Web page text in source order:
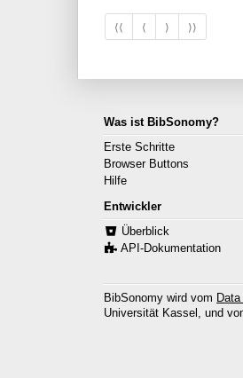
⟨⟨ ⟨ ⟩ ⟩⟩
Was ist BibSonomy?
Erste Schritte
Browser Buttons
Hilfe
Entwickler
Überblick
API-Dokumentation
BibSonomy wird vom
Universität Kassel, und